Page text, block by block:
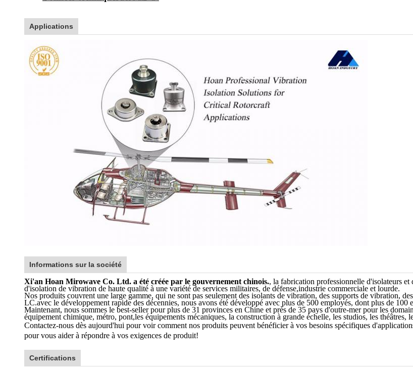
Applications
Informations sur la société
Xi'an Hoan Mirowave Co. Ltd. a été créée par le gouvernement chinois., la fabrication professionnelle d'isolateurs
d'isolation de vibration de haute qualité à une variété de services militaires, de défense,industrie commerciale et lourde.
Nos produits couvrent une large gamme, qui ne sont pas seulement des isolants de vibration, des supports de vibration,
LC.avec le développement rapide des décennies, nous avons été développé avec plus de 500 employés, dont plus de 100
Maintenant, nous sommes le best-seller pour plus de 31 provinces en Chine et près de 35 pays d'outre-mer pour les
équipement chimique, métro, pont,les équipements mécaniques, la construction à grande échelle, les studios, les théâtres,
Contactez-nous dès aujourd'hui pour voir comment nos produits peuvent bénéficier à vos besoins spécifiques
pour vous aider à répondre à vos exigences de produit!
Certifications